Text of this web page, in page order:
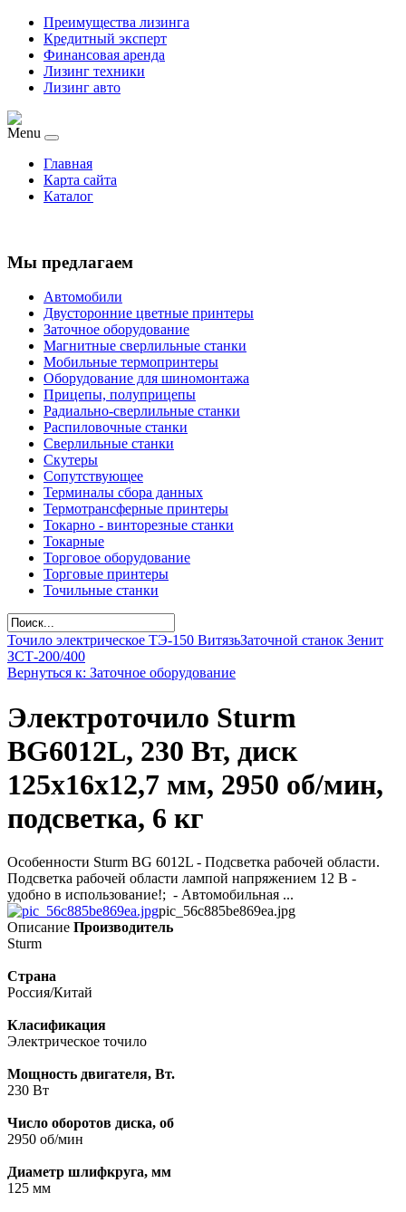
Преимущества лизинга
Кредитный эксперт
Финансовая аренда
Лизинг техники
Лизинг авто
Menu
Главная
Карта сайта
Каталог
Мы предлагаем
Автомобили
Двусторонние цветные принтеры
Заточное оборудование
Магнитные сверлильные станки
Мобильные термопринтеры
Оборудование для шиномонтажа
Прицепы, полуприцепы
Радиально-сверлильные станки
Распиловочные станки
Сверлильные станки
Скутеры
Сопутствующее
Терминалы сбора данных
Термотрансферные принтеры
Токарно - винторезные станки
Токарные
Торговое оборудование
Торговые принтеры
Точильные станки
Точило электрическое ТЭ-150 ВитязьЗаточной станок Зенит
ЗСТ-200/400
Вернуться к: Заточное оборудование
Электроточило Sturm
BG6012L, 230 Вт, диск
125х16х12,7 мм, 2950 об/мин,
подсветка, 6 кг
Особенности Sturm BG 6012L - Подсветка рабочей области.
Подсветка рабочей области лампой напряжением 12 В -
удобно в использование!; - Автомобильная ...
pic_56c885be869ea.jpg
Описание Производитель
Sturm
Страна
Россия/Китай
Класификация
Электрическое точило
Мощность двигателя, Вт.
230 Вт
Число оборотов диска, об
2950 об/мин
Диаметр шлифкруга, мм
125 мм